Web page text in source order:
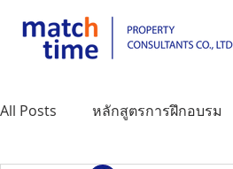
All Posts หลักสูตรการฝึกอบรม